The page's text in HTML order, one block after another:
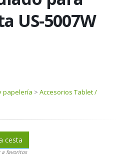
US-5007W
papelería > Accesorios Tablet /
cesta
a favoritos